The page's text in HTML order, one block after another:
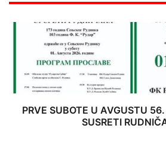
PRVE SUBOTE U AVGUSTU
SUSRETI